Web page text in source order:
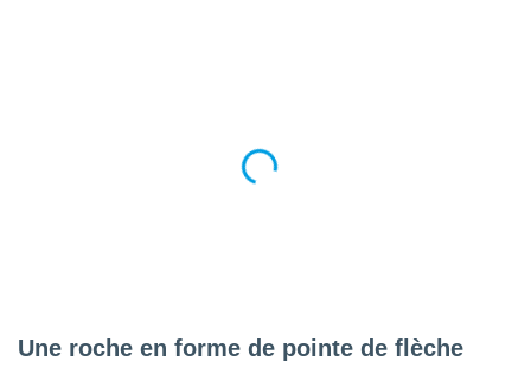
Une roche en forme de pointe de flèche